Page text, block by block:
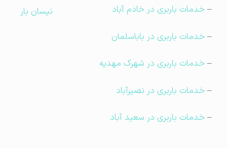
خدمات باربری در خادم آباد
خدمات باربری در باباسلمان
خدمات باربری در شهرک مهدیه
خدمات باربری در نصیرآباد
خدمات باربری در سعید آباد
نیسان بار